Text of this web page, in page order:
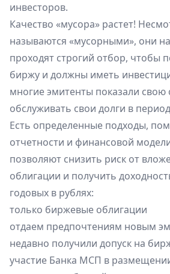
инвесторов.
Качество «мусора» растет!
называются «мусорными», они
проходят строгий отбор, чтобы
биржу и должны иметь
многие эмитенты показали свою
обслуживать свои долги в
Есть определенные подходы,
отчетности и финансовой
позволяют снизить риск от
облигации и получить
годовых в рублях:
только биржевые облигации
отдаем предпочтениям новым
недавно получили допуск на
участие Банка МСП в